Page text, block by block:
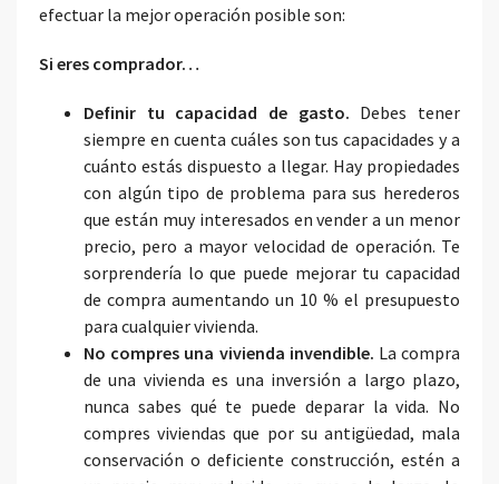
efectuar la mejor operación posible son:
Si eres comprador…
Definir tu capacidad de gasto. Debes tener
siempre en cuenta cuáles son tus capacidades y a
cuánto estás dispuesto a llegar. Hay propiedades
con algún tipo de problema para sus herederos
que están muy interesados en vender a un menor
precio, pero a mayor velocidad de operación. Te
sorprendería lo que puede mejorar tu capacidad
de compra aumentando un 10 % el presupuesto
para cualquier vivienda.
No compres una vivienda invendible. La compra
de una vivienda es una inversión a largo plazo,
nunca sabes qué te puede deparar la vida. No
compres viviendas que por su antigüedad, mala
conservación o deficiente construcción, estén a